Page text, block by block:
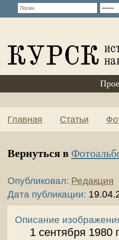
Главная Статьи
Вернуться в
Опубликовал: Редакция
Дата публикации:
Описание
1 сентября 1980